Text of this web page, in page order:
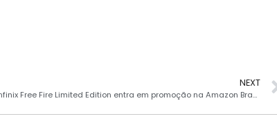
NEXT
Infinix Free Fire Limited Edition entra em promoção na Amazon Brasil